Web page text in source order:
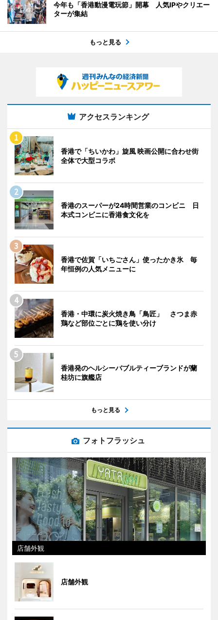
今年も「香港動漫電玩節」開幕 人気IPやクリエー
ターが集結
もっと見る
アクセスランキング
香港で「ちいかわ」旋風 映画公開に合わせ街
全体で大型コラボ
香港のスーパーが24時間営業のコンビニ 日
本式コンビニに香港食文化を
香港で佐賀「いちごさん」使ったかき氷 毎
年恒例の人気メニューに
香港・中環に炭火焼き鳥「鳥匠」 さつま赤
鶏など部位ごとに鶏を使い分け
香港発のヘルシーバブルティーブランドが蘭
桂坊に旗艦店
もっと見る
フォトフラッシュ
店舗外観
店舗外観